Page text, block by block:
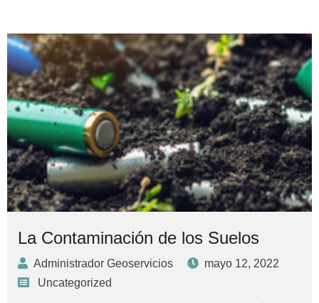
La Contaminación de los Suelos
Administrador Geoservicios
mayo 12, 2022
Uncategorized